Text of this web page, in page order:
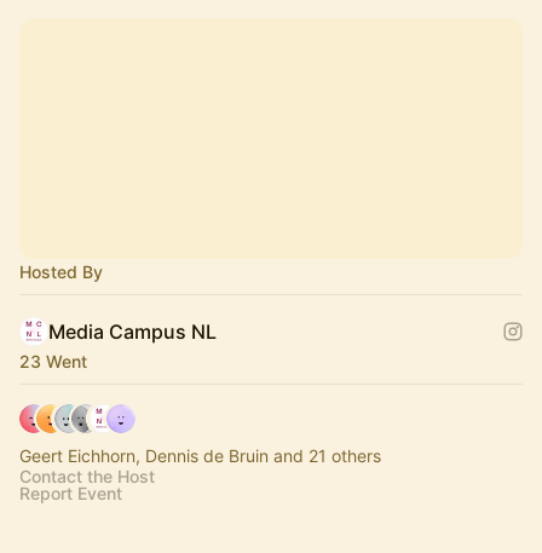
Hosted By
Media Campus NL
23 Went
Geert Eichhorn, Dennis de Bruin and 21 others
Contact the Host
Report Event